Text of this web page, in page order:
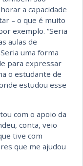
a capacidade
– o que é muito
exemplo. “Seria
aulas de
uma forma
para expressar
o estudante de
estudou esse
com o apoio da
conta, veio
tive com
que me ajudou